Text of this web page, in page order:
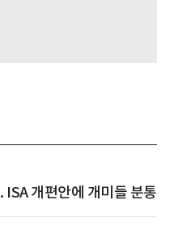
개편안에 개미들 분통